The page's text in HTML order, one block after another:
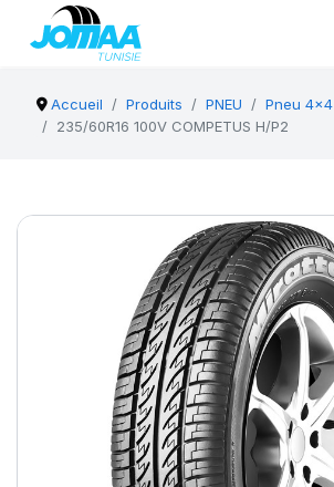
Accueil Produits PNEU
Pneu 4x4
235/60R16 100V COMPETUS H/P2